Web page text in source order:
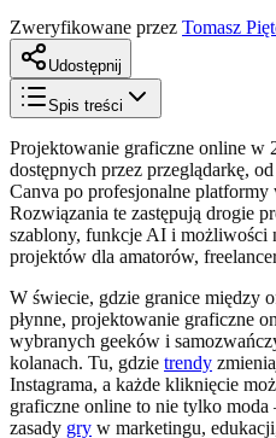
Zweryfikowane przez Tomasz
Udostępnij
Spis treści
Projektowanie graficzne online w
dostępnych przez przeglądarkę,
Canva po profesjonalne platformy
Rozwiązania te zastępują drogie
szablony, funkcje AI i możliwości
projektów dla amatorów,
W świecie, gdzie granice między
płynne, projektowanie graficzne
wybranych geeków i
kolanach. Tu, gdzie trendy
Instagrama, a każde kliknięcie
graficzne online to nie tylko moda
zasady gry w marketingu,